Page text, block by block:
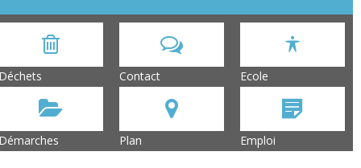
Contact Ecole
Plan Emploi